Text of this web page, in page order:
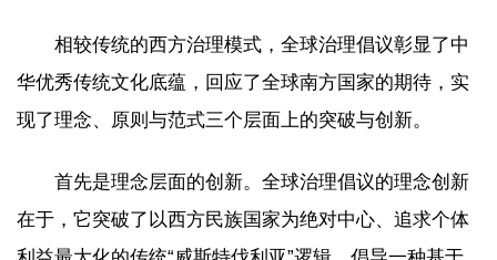
相较传统的西方治理模式，全球治理倡议彰显了中
华优秀传统文化底蕴，回应了全球南方国家的期待，实
现了理念、原则与范式三个层面上的突破与创新。
首先是理念层面的创新。全球治理倡议的理念创新
在于，它突破了以西方民族国家为绝对中心、追求个体